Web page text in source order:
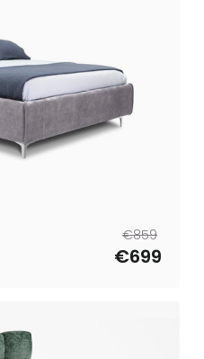
Reguliari
kaina
€859
Išpardavimo
kaina€699